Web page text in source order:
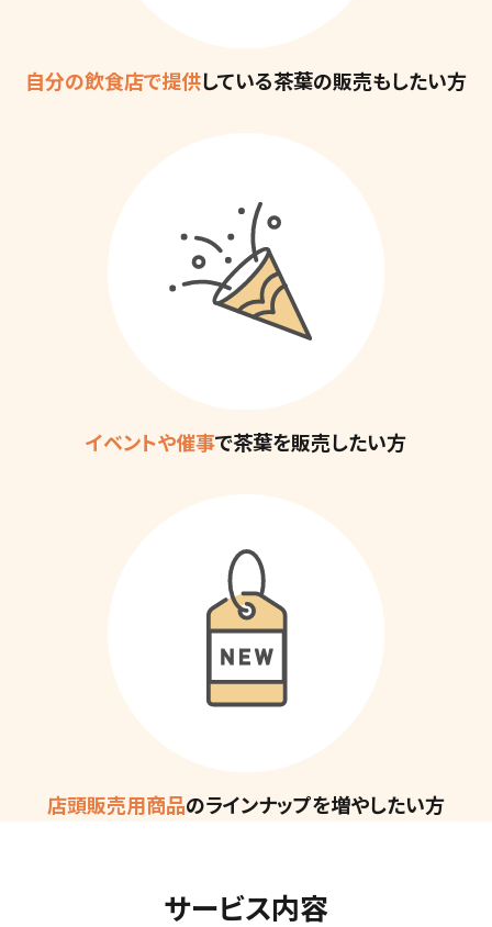
自分の飲食店で提供している茶葉の販売もしたい方
イベントや催事で茶葉を販売したい方
店頭販売用商品のラインナップを増やしたい方
サービス内容